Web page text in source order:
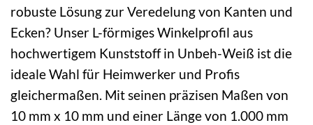
robuste Lösung zur Veredelung von Kanten und
Ecken? Unser L-förmiges Winkelprofil aus
hochwertigem Kunststoff in Unbeh-Weiß ist die
ideale Wahl für Heimwerker und Profis
gleichermaßen. Mit seinen präzisen Maßen von
10 mm x 10 mm und einer Länge von 1.000 mm